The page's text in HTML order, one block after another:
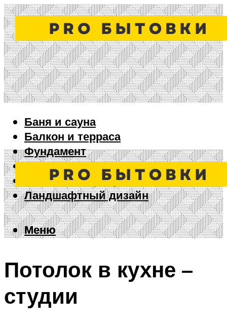
Баня и сауна
Балкон и терраса
Фундамент
Ворота и забор
Дизайн интерьера
Ландшафтный дизайн
Меню
Меню
Потолок в кухне –
студии